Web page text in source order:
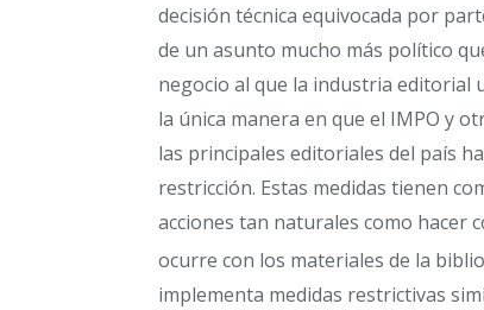
decisión técnica equivocada por
de un asunto mucho más político
negocio al que la industria editorial
la única manera en que el IMPO y
las principales editoriales del país
restricción. Estas medidas tienen
acciones tan naturales como hacer
ocurre con los materiales de la
implementa medidas restrictivas